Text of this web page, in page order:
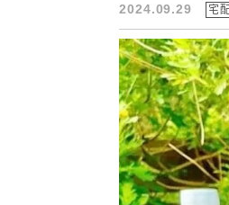
2024.09.29 宅